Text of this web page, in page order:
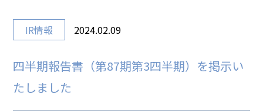
IR情報 2024.02.09
四半期報告書（第87期第3四半期）を掲示い
たしました